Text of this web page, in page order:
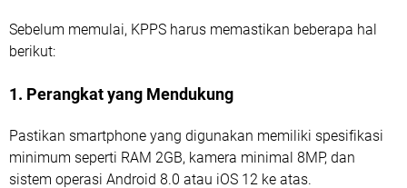
Sebelum memulai, KPPS harus memastikan beberapa hal
berikut:
1. Perangkat yang Mendukung
Pastikan smartphone yang digunakan memiliki spesifikasi
minimum seperti RAM 2GB, kamera minimal 8MP, dan
sistem operasi Android 8.0 atau iOS 12 ke atas.